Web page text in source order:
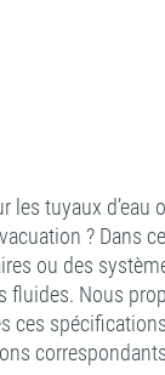
tuyaux d’eau
? Dans
ou des
fluides. Nous
ces